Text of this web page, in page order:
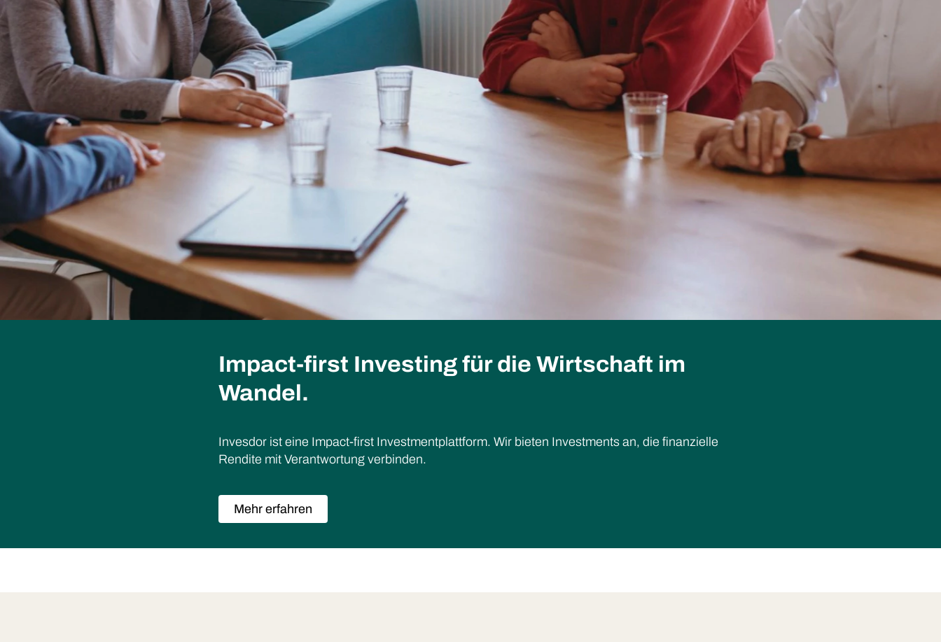
Impact-first Investing für die Wirtschaft im
Wandel.
Invesdor ist eine Impact-first Investmentplattform. Wir bieten Investments an, die finanzielle
Rendite mit Verantwortung verbinden.
Mehr erfahren